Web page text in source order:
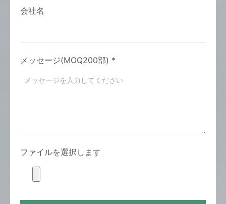
会社名
メッセージ(MOQ200部) *
ファイルを選択します